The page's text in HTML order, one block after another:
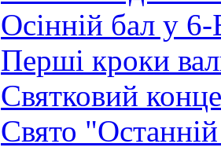
Осінній бал у 6-
Перші кроки
Святковий
Свято